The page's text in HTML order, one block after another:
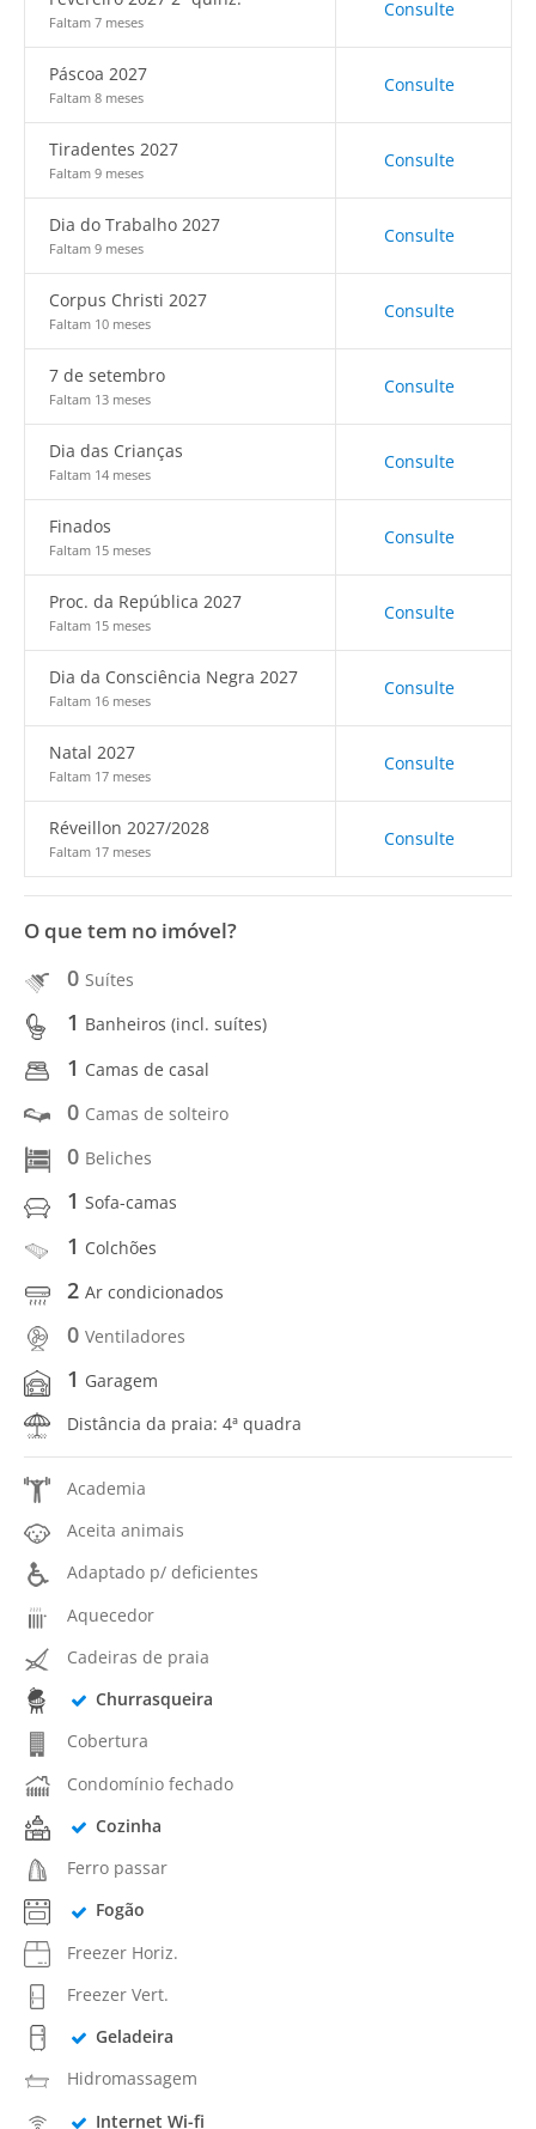
Faltam 7 meses
Consulte
Páscoa 2027
Faltam 8 meses
Consulte
Tiradentes 2027
Faltam 9 meses
Consulte
Dia do Trabalho 2027
Faltam 9 meses
Consulte
Corpus Christi 2027
Faltam 10 meses
Consulte
7 de setembro
Faltam 13 meses
Consulte
Dia das Crianças
Faltam 14 meses
Consulte
Finados
Faltam 15 meses
Consulte
Proc. da República 2027
Faltam 15 meses
Consulte
Dia da Consciência Negra 2027
Faltam 16 meses
Consulte
Natal 2027
Faltam 17 meses
Consulte
Réveillon 2027/2028
Faltam 17 meses
Consulte
O que tem no imóvel?
0 Suítes
1 Banheiros (incl. suítes)
1 Camas de casal
0 Camas de solteiro
0 Beliches
1 Sofa-camas
1 Colchões
2 Ar condicionados
0 Ventiladores
1 Garagem
Distância da praia: 4ª quadra
Academia
Aceita animais
Adaptado p/ deficientes
Aquecedor
Cadeiras de praia
Churrasqueira
Cobertura
Condomínio fechado
Cozinha
Ferro passar
Fogão
Freezer Horiz.
Freezer Vert.
Geladeira
Hidromassagem
Internet Wi-fi